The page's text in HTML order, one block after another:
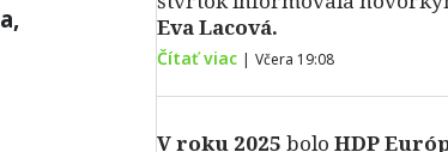
Eva Lacová.
Čítať viac | Včera 19:08
V roku 2025 bolo HDP